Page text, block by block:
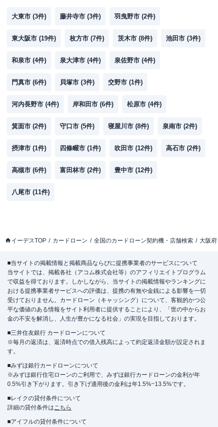
大東市 (3件) 藤井寺市 (3件) 羽曳野市 (2件)
東大阪市 (19件) 枚方市 (7件) 茨木市 (8件) 池田市 (3件)
和泉市 (4件) 泉大津市 (4件) 泉佐野市 (4件)
門真市 (6件) 貝塚市 (3件) 交野市 (1件)
河内長野市 (4件) 岸和田市 (6件) 松原市 (4件)
箕面市 (2件) 守口市 (5件) 寝屋川市 (8件) 泉南市 (2件)
摂津市 (1件) 四條畷市 (1件) 吹田市 (12件) 高石市 (2件)
高槻市 (6件) 富田林市 (2件) 豊中市 (12件)
八尾市 (11件)
イーデスTOP カードローン 全国のカードローン契約機・店舗検索 大阪府
■当サイトの掲載情報と掲載商品ならびに提携事業者のサービスについて
当サイトでは、掲載各社（アコム株式会社等）のアフィリエイトプログラム
で収益を得ております。しかしながら、当サイトの掲載情報やランキングに
おける提携事業者サービスへの評価は、提携の有無や金銭による影響を一切
受けておりません。カードローン（キャッシング）について、客観的かつ公
平な価値のある情報をサイト利用者に提供することにより、「世の中からお
金の不安を解消し、人生が豊かになる社会」の実現を目指しております。
■三井住友銀行 カードローンについて
※毎月の返済は、返済時点での借入残高によって約定返済金額が設定されま
す。
■みずほ銀行カードローンについて
※みずほ銀行住宅ローンのご利用で、みずほ銀行カードローンの金利が年
0.5%引き下がります。引き下げ適用後の金利は年1.5%~13.5%です。
■レイクの貸付条件について
詳細の貸付条件はこちら
■アイフルの貸付条件について